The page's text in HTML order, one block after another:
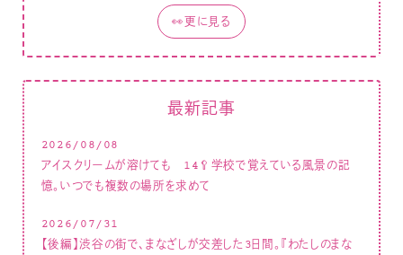
👀更に見る
最新記事
2026/08/08
アイスクリームが溶けても 14🥄学校で覚えている風景の記
憶。いつでも複数の場所を求めて
2026/07/31
【後編】渋谷の街で、まなざしが交差した3日間。『わたしのまな